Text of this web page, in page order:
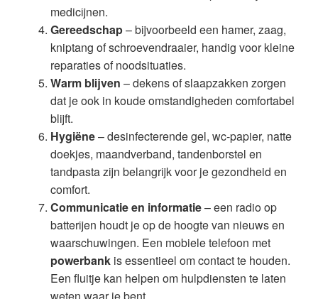
medicijnen.
Gereedschap– bijvoorbeeld een hamer, zaag,
kniptang of schroevendraaier, handig voor kleine
reparaties of noodsituaties.
Warm blijven – dekens of slaapzakken zorgen
dat je ook in koude omstandigheden comfortabel
blijft.
Hygiëne– desinfecterende gel, wc-papier, natte
doekjes, maandverband, tandenborstel en
tandpasta zijn belangrijk voor je gezondheid en
comfort.
Communicatie en informatie– een radio op
batterijen houdt je op de hoogte van nieuws en
waarschuwingen. Een mobiele telefoon met
powerbankis essentieel om contact te houden.
Een fluitje kan helpen om hulpdiensten te laten